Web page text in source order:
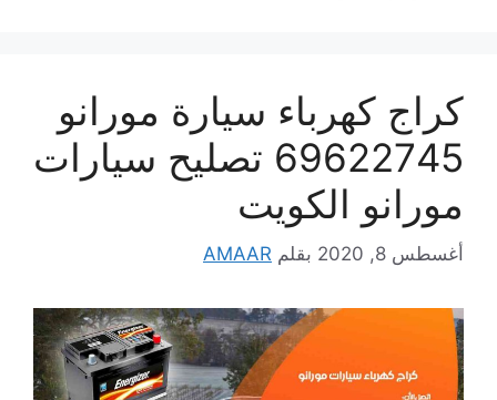
كراج كهرباء سيارة مورانو
69622745 تصليح سيارات
مورانو الكويت
أغسطس 8, 2020 بقلم AMAAR